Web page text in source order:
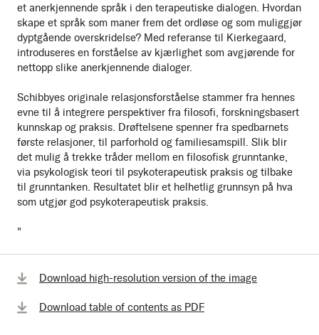
et anerkjennende språk i den terapeutiske dialogen. Hvordan
skape et språk som maner frem det ordløse og som muliggjør
dyptgående overskridelse? Med referanse til Kierkegaard,
introduseres en forståelse av kjærlighet som avgjørende for
nettopp slike anerkjennende dialoger.
Schibbyes originale relasjonsforståelse stammer fra hennes
evne til å integrere perspektiver fra filosofi, forskningsbasert
kunnskap og praksis. Drøftelsene spenner fra spedbarnets
første relasjoner, til parforhold og familiesamspill. Slik blir
det mulig å trekke tråder mellom en filosofisk grunntanke,
via psykologisk teori til psykoterapeutisk praksis og tilbake
til grunntanken. Resultatet blir et helhetlig grunnsyn på hva
som utgjør god psykoterapeutisk praksis.
"
Download high-resolution version of the image
Download table of contents as PDF